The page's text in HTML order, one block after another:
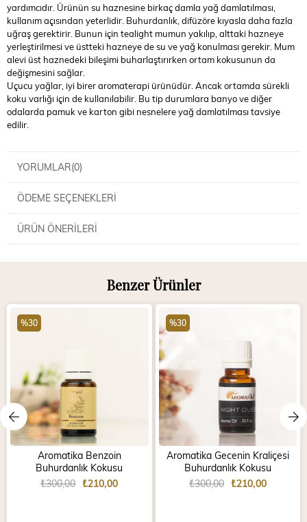
yardımcıdır. Ürünün su haznesine birkaç damla yağ damlatılması,
kullanım açısından yeterlidir. Buhurdanlık, difüzöre kıyasla daha fazla
uğraş gerektirir. Bunun için tealight mumun yakılıp, alttaki hazneye
yerleştirilmesi ve üstteki hazneye de su ve yağ konulması gerekir. Mum
alevi üst haznedeki bileşimi buharlaştırırken ortam kokusunun da
değişmesini sağlar.
Uçucu yağlar, iyi birer aromaterapi ürünüdür. Ancak ortamda sürekli
koku varlığı için de kullanılabilir. Bu tip durumlara banyo ve diğer
odalarda pamuk ve karton gibi nesnelere yağ damlatılması tavsiye
edilir.
YORUMLAR(0)
ÖDEME SEÇENEKLERI
ÜRÜN ÖNERILERI
Benzer Ürünler
Aromatika Benzoin
Buhurdanlık Kokusu
₺210,00
₺300,00
%30
Aromatika Gecenin Kraliçesi
Buhurdanlık Kokusu
₺210,00
₺300,00
%30